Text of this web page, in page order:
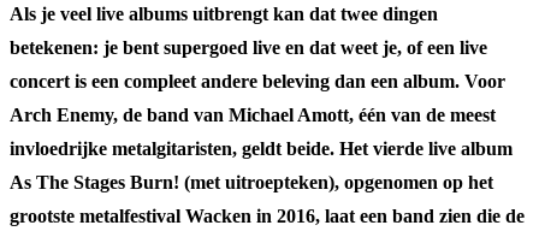
Als je veel live albums uitbrengt kan dat twee dingen
betekenen: je bent supergoed live en dat weet je, of een live
concert is een compleet andere beleving dan een album. Voor
Arch Enemy, de band van Michael Amott, één van de meest
invloedrijke metalgitaristen, geldt beide. Het vierde live album
As The Stages Burn! (met uitroepteken), opgenomen op het
grootste metalfestival Wacken in 2016, laat een band zien die de